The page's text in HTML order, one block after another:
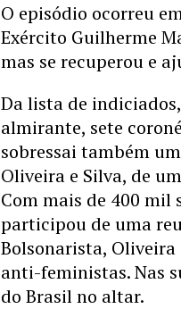
O episódio ocorreu
Exército Guilherme
mas se recuperou e
Da lista de
almirante, sete
sobressai também
Oliveira e Silva, de
Com mais de 400 mil
participou de uma
Bolsonarista, Oliveira
anti-feministas. Nas
do Brasil no altar.